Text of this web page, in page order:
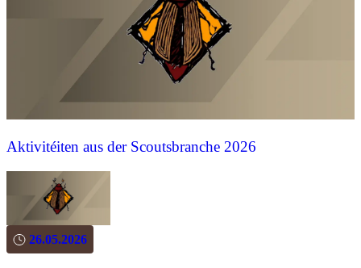
Aktivitéiten aus der Scoutsbranche 2026
26.05.2026